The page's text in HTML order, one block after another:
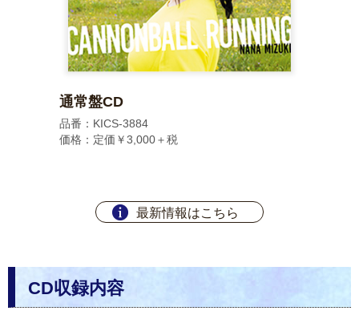
通常盤CD
品番：KICS-3884
価格：定価￥3,000＋税
最新情報はこちら
CD収録内容